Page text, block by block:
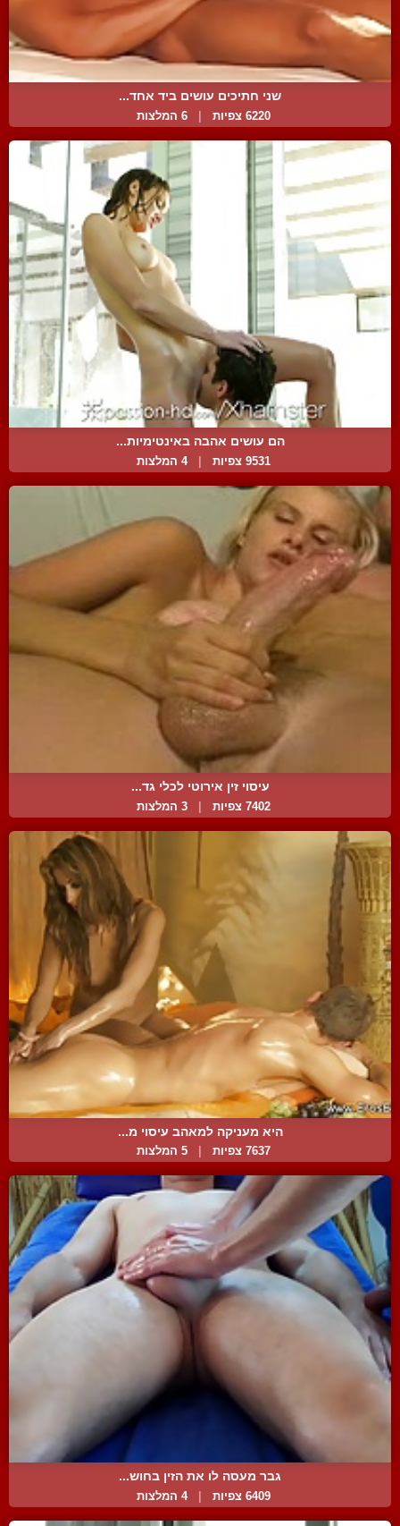
שני חתיכים עושים ביד אחד...
6220 צפיות 6 המלצות
הם עושים אהבה באינטימיות...
9531 צפיות 4 המלצות
עיסוי זין אירוטי לכלי גד...
7402 צפיות | 3 המלצות
היא מעניקה למאהב עיסוי מ...
7637 צפיות 5 המלצות
גבר מעסה לו את הזין בחוש...
6409 צפיות 4 המלצות